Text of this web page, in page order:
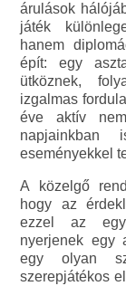
árulások
játék
hanem
épít: egy
ütköznek,
izgalmas
éve aktív
napjainkban
eseményekkel
A közelgő
hogy az
ezzel az
nyerjenek egy
egy olyan
szerepjátékos